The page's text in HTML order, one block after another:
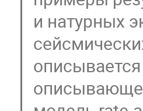
и натурных